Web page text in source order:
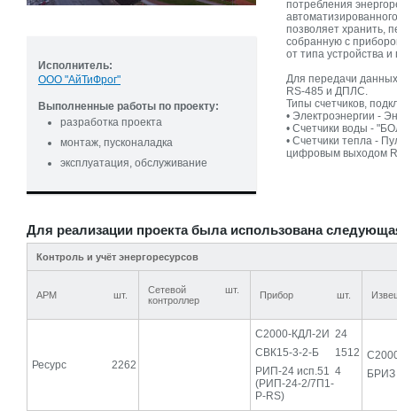
Исполнитель:
ООО "АйТиФрог"
Выполненные работы по проекту:
разработка проекта
монтаж, пусконаладка
эксплуатация, обслуживание
потребления
позволяет хранить,
собранную с
от типа устройства
Для передачи
RS-485 и ДПЛС.
Типы счетчиков,
• Электроэнергии -
• Счетчики воды -
• Счетчики тепла -
цифровым выходом
Для реализации проекта была использована
Контроль и учёт энергоресурсов
АРМ шт.
Сетевой
контроллер
шт. Прибор шт.
Ресурс 2262
С2000-КДЛ-2И
24
СВК15-3-2-Б
1512
РИП-24 исп.51
(РИП-24-2/7П1-
Р-RS)
4
БРИЗ